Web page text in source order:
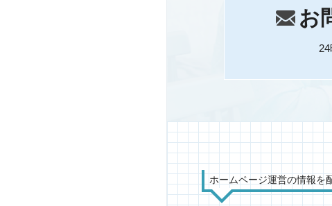
お
ホームページ運営の情報を